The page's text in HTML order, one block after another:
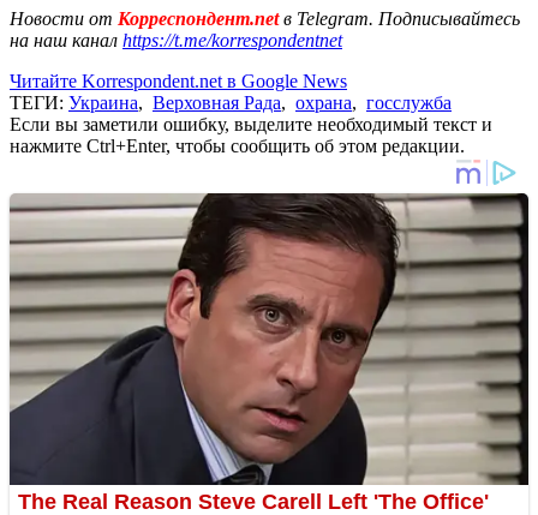
Новости от Корреспондент.netв Telegram. Подписывайтесь
на наш канал https://t.me/korrespondentnet
Читайте Korrespondent.net в Google News
ТЕГИ: Украина, Верховная Рада, охрана, госслужба
Если вы заметили ошибку, выделите необходимый текст и
нажмите Ctrl+Enter, чтобы сообщить об этом редакции.